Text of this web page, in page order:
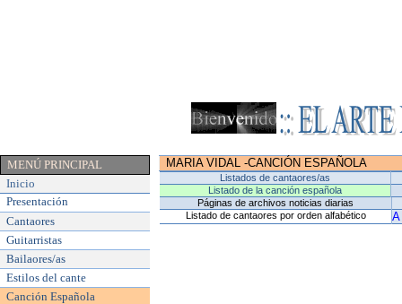
MENÚ PRINCIPAL
Inicio
Presentación
Cantaores
Guitarristas
Bailaores/as
Estilos del cante
Canción Española
MARIA VIDAL -CANCIÓN ESPAÑOLA
Listados de cantaores/as
Listado de la canción española
Páginas de archivos noticias diarias
Listado de cantaores por orden alfabético
A